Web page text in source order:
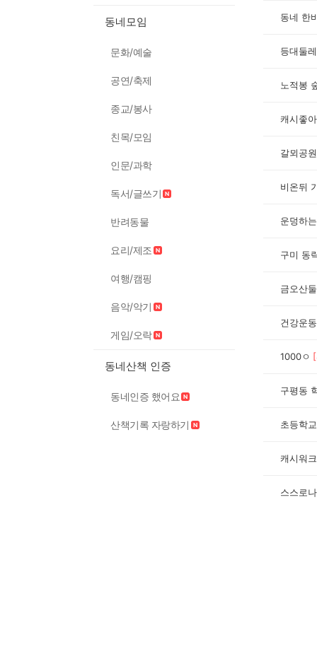
동네모임
문화/예술
공연/축제
종교/봉사
친목/모임
인문/과학
독서/글쓰기
반려동물
요리/제조
여행/캠핑
음악/악기
게임/오락
동네산책 인증
동네인증 했어요
산책기록 자랑하기
동네 한
등대둘
노적봉
캐시좋
갈뫼공원
비온뒤
운덩하
구미 동
금오산
건강운동
1000ㅇ [
구평동
초등학
캐시워
스스로